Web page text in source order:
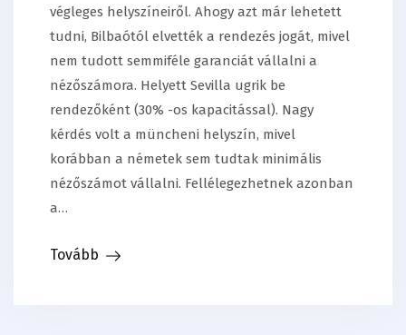
végleges helyszíneiről. Ahogy azt már lehetett
tudni, Bilbaótól elvették a rendezés jogát, mivel
nem tudott semmiféle garanciát vállalni a
nézőszámora. Helyett Sevilla ugrik be
rendezőként (30% -os kapacitással). Nagy
kérdés volt a müncheni helyszín, mivel
korábban a németek sem tudtak minimális
nézőszámot vállalni. Fellélegezhetnek azonban
a…
Tovább